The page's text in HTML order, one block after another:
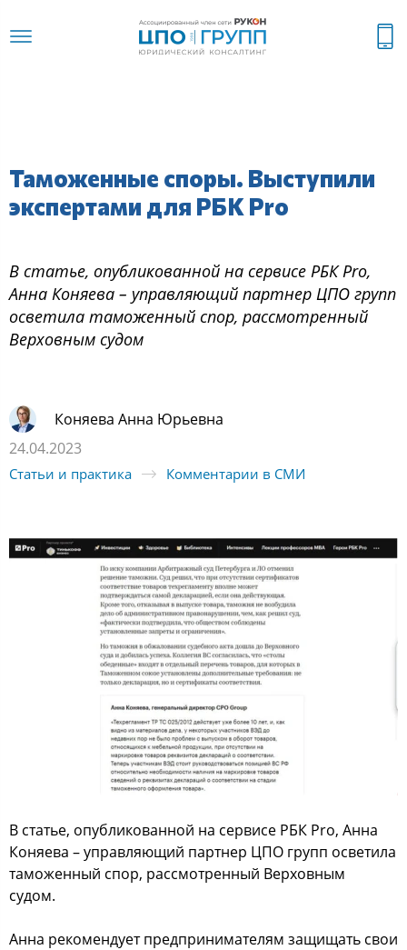
Таможенные споры. Выступили
экспертами для РБК Pro
В статье, опубликованной на сервисе РБК Pro,
Анна Коняева – управляющий партнер ЦПО групп
осветила таможенный спор, рассмотренный
Верховным судом
Коняева Анна Юрьевна
24.04.2023
Статьи и практика Комментарии в СМИ
В статье, опубликованной на сервисе РБК Pro, Анна
Коняева – управляющий партнер ЦПО групп осветила
таможенный спор, рассмотренный Верховным
судом.
Анна рекомендует предпринимателям защищать свои